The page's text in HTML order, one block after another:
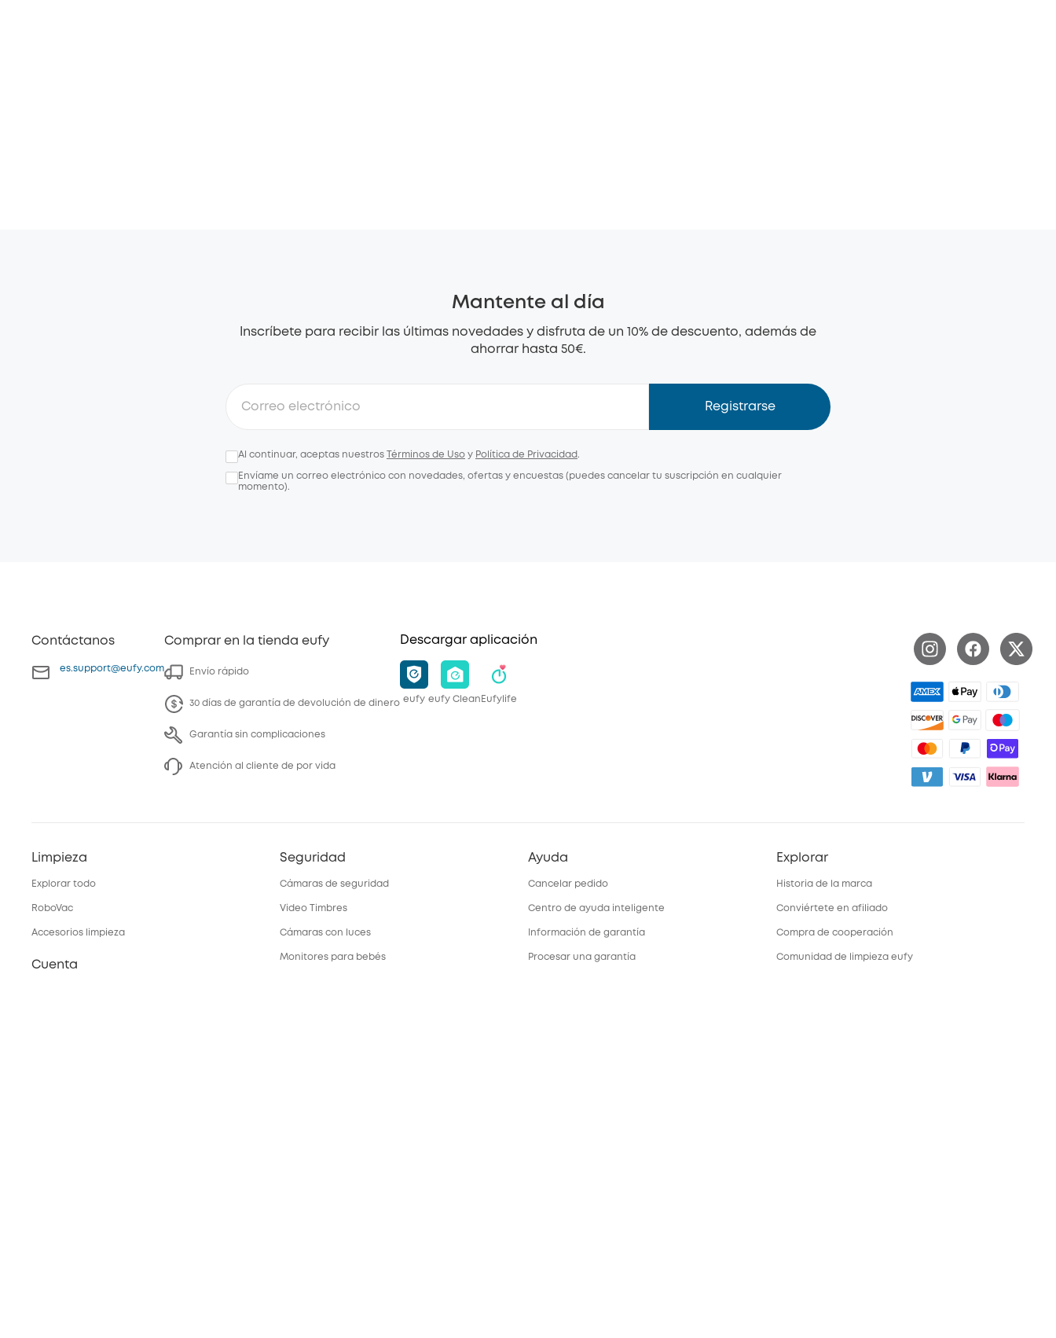
Mantente al día
Inscríbete para recibir las últimas novedades y disfruta de un 10% de descuento, además de
ahorrar hasta 50€.
Registrarse
Al continuar, aceptas nuestros Términos de Uso y Política de Privacidad.
Envíame un correo electrónico con novedades, ofertas y encuestas (puedes cancelar tu suscripción en cualquier
momento).
Contáctanos
es.support@eufy.com
Comprar en la tienda eufy
Envío rápido
30 días de garantía de devolución de dinero
Garantía sin complicaciones
Atención al cliente de por vida
Descargar aplicación
eufy eufy Clean Eufylife
Limpieza
Explorar todo
RoboVac
Accesorios limpieza
Cuenta
Seguridad
Cámaras de seguridad
Video Timbres
Cámaras con luces
Monitores para bebés
Ayuda
Cancelar pedido
Centro de ayuda inteligente
Información de garantía
Procesar una garantía
Explorar
Historia de la marca
Conviértete en afiliado
Compra de cooperación
Comunidad de limpieza eufy